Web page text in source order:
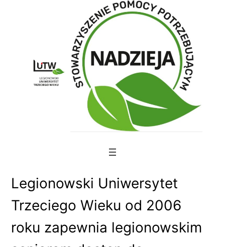
Legionowski Uniwersytet
Trzeciego Wieku od 2006
roku zapewnia legionowskim